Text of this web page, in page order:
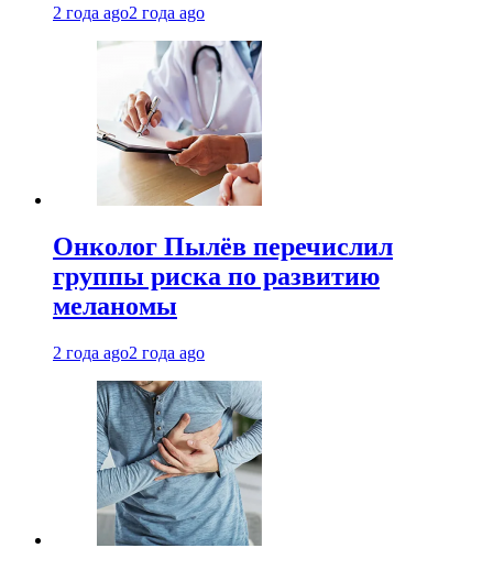
2 года ago2 года ago
Онколог Пылёв перечислил
группы риска по развитию
меланомы
2 года ago2 года ago